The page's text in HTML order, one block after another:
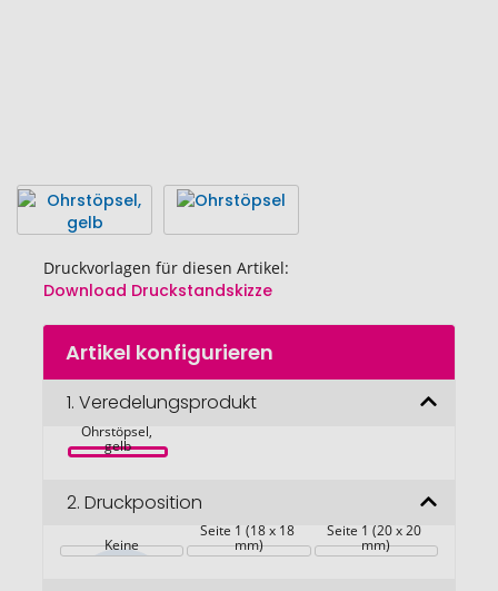
Druckvorlagen für diesen Artikel:
Download Druckstandskizze
Zum
Anfang
Bildgalerie
Artikel konfigurieren
1. Veredelungsprodukt
Ohrstöpsel,
gelb
2. Druckposition
Keine
Seite 1 (18 x 18
mm)
Seite 1 (20 x 20
mm)